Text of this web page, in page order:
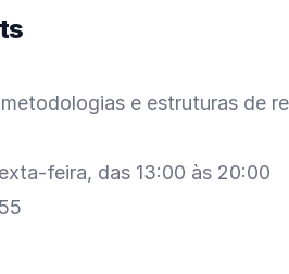
e estruturas de
feira, das 13:00 às 20:00